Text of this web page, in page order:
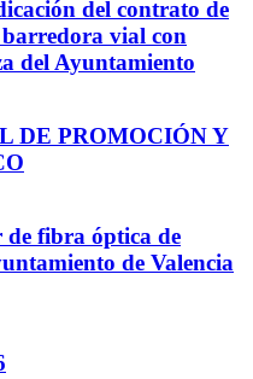
del contrato de
vial con
del Ayuntamiento
DE PROMOCIÓN Y
fibra óptica de
de Valencia